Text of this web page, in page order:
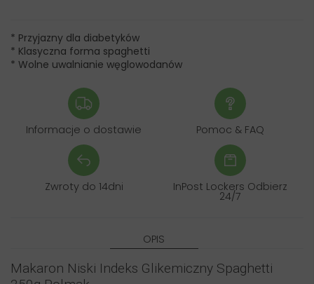
* Przyjazny dla diabetyków
* Klasyczna forma spaghetti
* Wolne uwalnianie węglowodanów
Informacje o dostawie Pomoc & FAQ
Zwroty do 14dni InPost Lockers Odbierz
24/7
OPIS
Makaron Niski Indeks Glikemiczny Spaghetti